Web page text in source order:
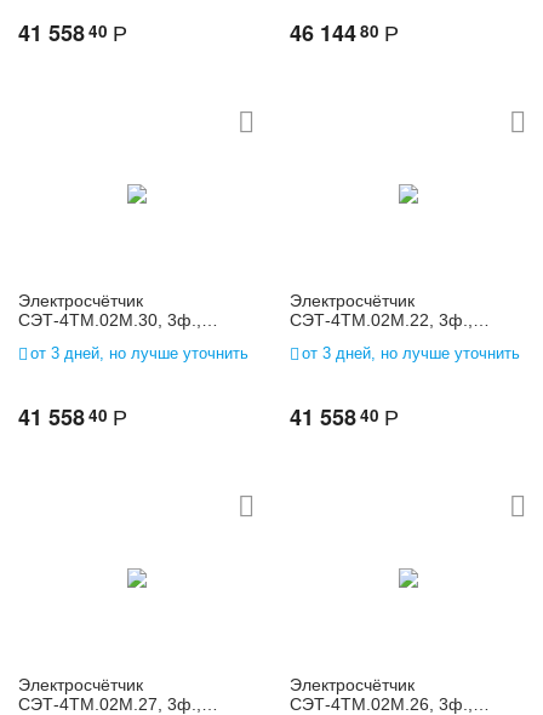
41 55840 Р 46 14480 Р
Электросчётчик
СЭТ-4ТМ.02М.30, 3ф.,
230)/(208-400), 1(2)
от 3 дней, но лучше уточнить
41 55840 Р
Электросчётчик
СЭТ-4ТМ.02М.22, 3ф.,
115)/(100-200), 1(2)
от 3 дней, но лучше уточнить
41 55840 Р
Электросчётчик
СЭТ-4ТМ.02М.27, 3ф.,
Электросчётчик
СЭТ-4ТМ.02М.26, 3ф.,